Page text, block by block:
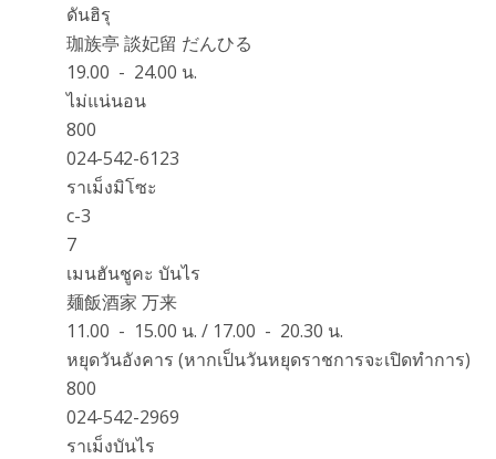
ดันฮิรุ
珈族亭 談妃留 だんひる
19.00 - 24.00 น.
ไม่แน่นอน
800
024-542-6123
ราเม็งมิโซะ
c-3
7
เมนฮันชูคะ บันไร
麺飯酒家 万来
11.00 - 15.00 น. / 17.00 - 20.30 น.
หยุดวันอังคาร (หากเป็นวันหยุดราชการจะเปิดทำการ)
800
024-542-2969
ราเม็งบันไร